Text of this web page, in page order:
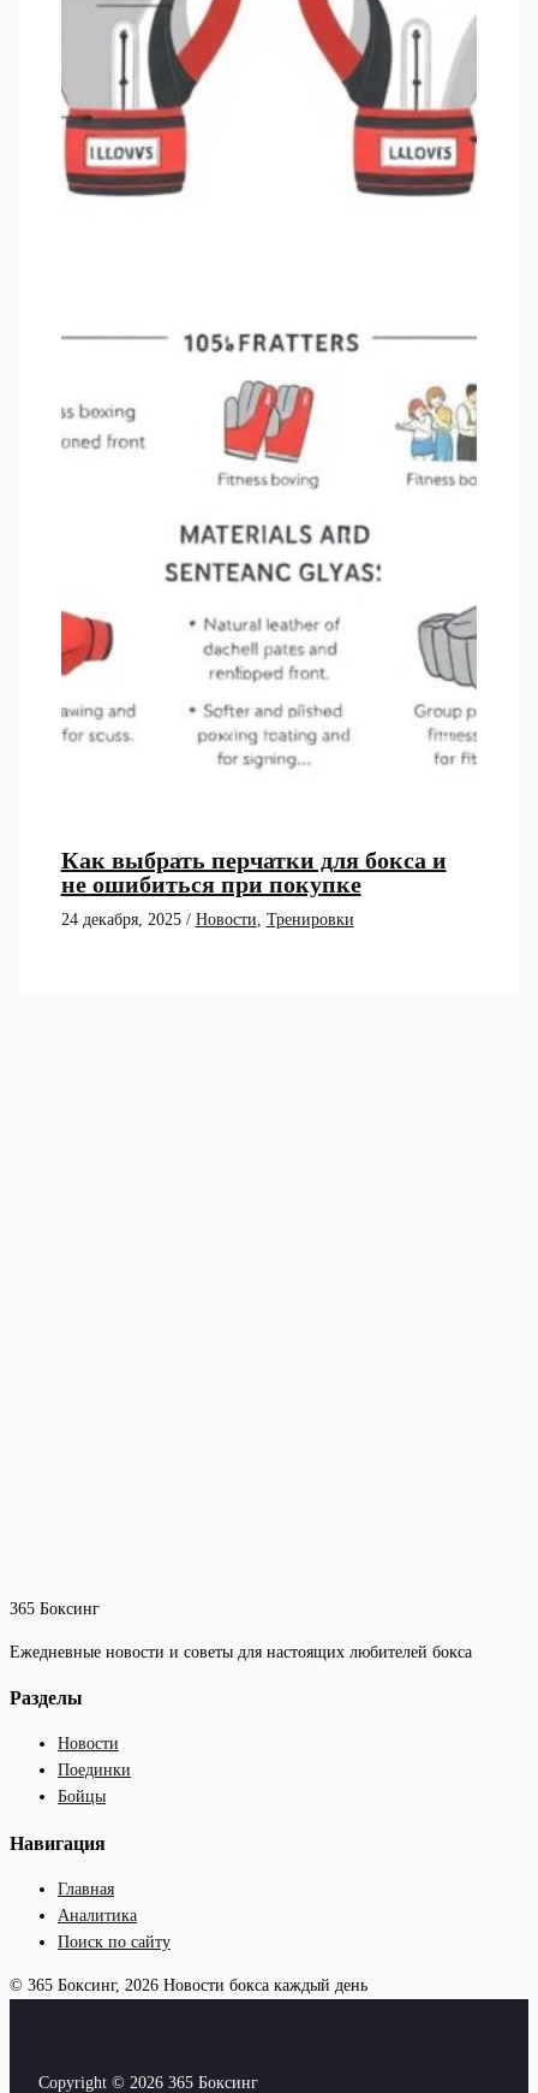
Как выбрать перчатки для бокса и
не ошибиться при покупке
24 декабря, 2025 / Новости, Тренировки
365 Боксинг
Ежедневные новости и советы для настоящих любителей бокса
Разделы
Новости
Поединки
Бойцы
Навигация
Главная
Аналитика
Поиск по сайту
© 365 Боксинг, 2026 Новости бокса каждый день
Copyright © 2026 365 Боксинг